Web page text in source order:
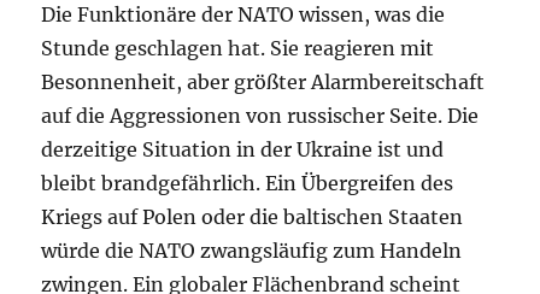
Die Funktionäre der NATO wissen, was die
Stunde geschlagen hat. Sie reagieren mit
Besonnenheit, aber größter Alarmbereitschaft
auf die Aggressionen von russischer Seite. Die
derzeitige Situation in der Ukraine ist und
bleibt brandgefährlich. Ein Übergreifen des
Kriegs auf Polen oder die baltischen Staaten
würde die NATO zwangsläufig zum Handeln
zwingen. Ein globaler Flächenbrand scheint